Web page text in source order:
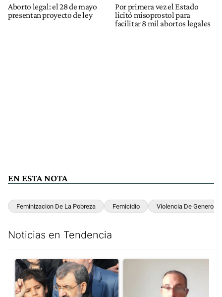
Aborto legal: el 28 de mayo
presentan proyecto de ley
Por primera vez el Estado
licitó misoprostol para
facilitar 8 mil abortos legales
EN ESTA NOTA
Feminizacion De La Pobreza Femicidio Violencia De Genero
Noticias en Tendencia
Un artículo de tendencia con el título "Irán nombró al ideólogo